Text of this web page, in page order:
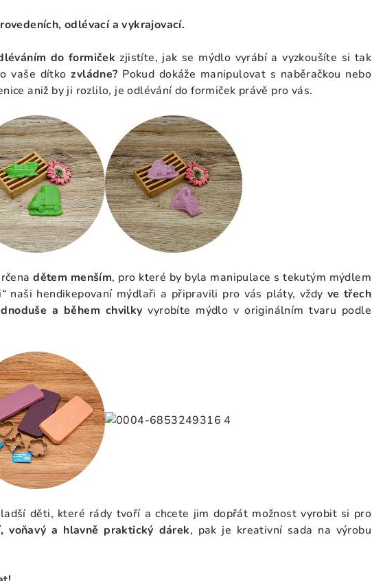
odlévací a vykrajovací.
do formiček zjistíte, jak se mýdlo vyrábí a vyzkoušíte si tak
vaše dítkozvládne? Pokud dokáže manipulovat s naběračkou nebo
aniž by ji rozlilo, je odlévání do formiček právě pro vás.
dětem menším, pro které by byla manipulace s tekutým mýdlem
naši hendikepovaní mýdlaři a připravili pro vás pláty, vždy ve třech
a během chvilky vyrobíte mýdlo v originálním tvaru podle
děti, které rády tvoří a chcete jim dopřát možnost vyrobit si pro
voňavý a hlavně praktický dárek, pak je kreativní sada na výrobu